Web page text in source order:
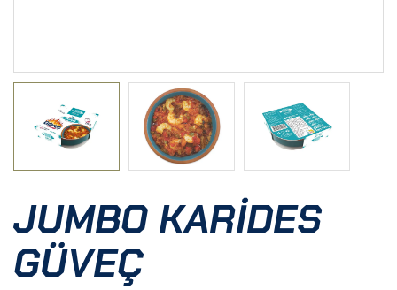
JUMBO KARIDES
GÜVEÇ